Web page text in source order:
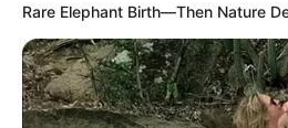
Rare Elephant Birth—Then Nature